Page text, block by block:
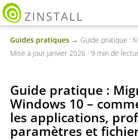
Guides pratiques → Guide pratique : Migration de Windows 10 –
Mise à jour janvier 2026 · 9 min de
Guide pratique :
Windows 10 –
les applications,
paramètres et